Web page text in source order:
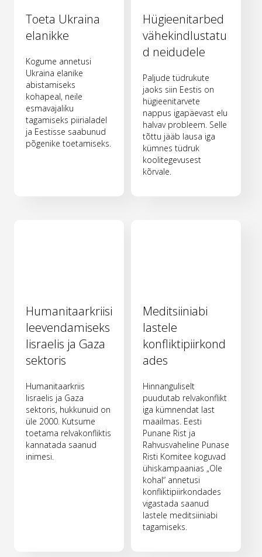
Toeta Ukraina
elanikke
Kogume annetusi
Ukraina elanike
abistamiseks
kohapeal, neile
esmavajaliku
tagamiseks piirialadel
ja Eestisse saabunud
põgenike toetamiseks.
Hügieenitarbed
vähekindlustatu
d neidudele
Paljude tüdrukute
jaoks siin Eestis on
hügieenitarvete
nappus igapäevast elu
halvav probleem. Selle
tõttu jääb lausa iga
kümnes tüdruk
koolitegevusest
kõrvale.
Humanitaarkriisi
leevendamiseks
Iisraelis ja Gaza
sektoris
Humanitaarkriis
Iisraelis ja Gaza
sektoris, hukkunuid on
üle 2000. Kutsume
toetama relvakonfliktis
kannatada saanud
inimesi.
Meditsiiniabi
lastele
konfliktipiirkond
ades
Hinnanguliselt
puudutab relvakonflikt
iga kümnendat last
maailmas. Eesti
Punane Rist ja
Rahvusvaheline Punase
Risti Komitee koguvad
ühiskampaanias „Ole
kohal“ annetusi
konfliktipiirkondades
vigastada saanud
lastele meditsiiniabi
tagamiseks.